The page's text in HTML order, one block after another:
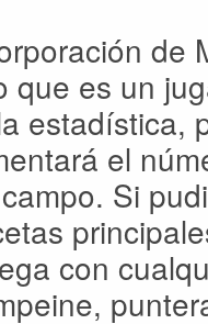
de
que es un
estadística,
el
Si
con